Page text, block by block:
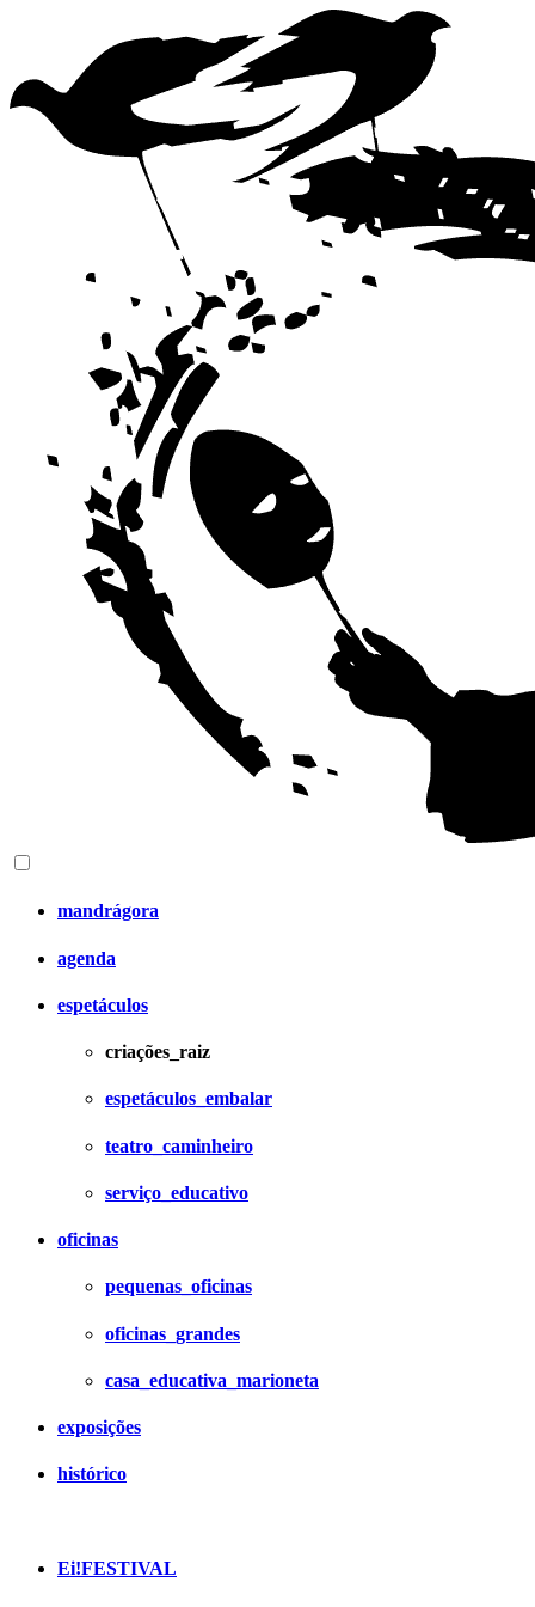
mandrágora
agenda
espetáculos
criações_raiz
espetáculos_embalar
teatro_caminheiro
serviço_educativo
oficinas
pequenas_oficinas
oficinas_grandes
casa_educativa_marioneta
exposições
histórico
Ei!FESTIVAL